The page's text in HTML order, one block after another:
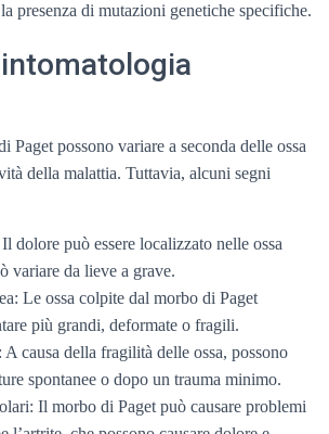
presenza di mutazioni genetiche specifiche.
Paget possono variare a seconda delle ossa
della malattia. Tuttavia, alcuni segni
dolore può essere localizzato nelle ossa
variare da lieve a grave.
Le ossa colpite dal morbo di Paget
più grandi, deformate o fragili.
A causa della fragilità delle ossa, possono
spontanee o dopo un trauma minimo.
Il morbo di Paget può causare problemi